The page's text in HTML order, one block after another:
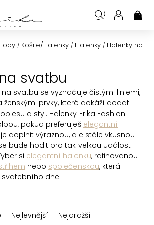
/ Košile/Halenky / Halenky / Halenky na
svatbu
na svatbu se vyznačuje čistými liniemi,
prvky, které dokáží dodat
a styl. Halenky Erika Fashion
pokud preferuješ elegantní
doplnit výraznou, ale stále vkusnou
bude hodit pro tak velkou událost
si elegantní halenku, rafinovanou
nebo společenskou, která
dne.
Nejlevnější
Nejdražší